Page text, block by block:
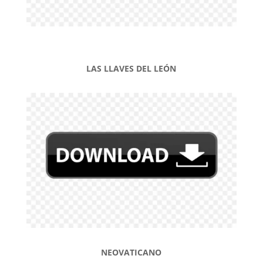
LAS LLAVES DEL LEÓN
NEOVATICANO